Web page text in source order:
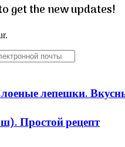
get the new updates!
лепешки.
Простой рецепт